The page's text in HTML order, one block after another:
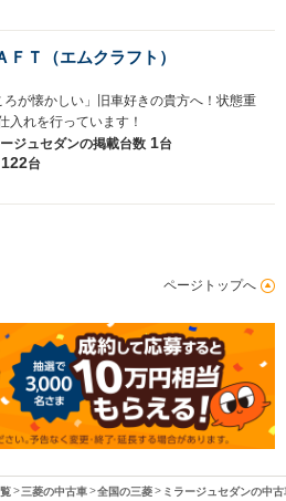
Ｔ（エムクラフト）
ろが懐かしい」旧車好きの貴方へ！状態重
入れを行っています！
ジュセダンの掲載台数 1台
122台
ページトップへ
三菱の中古車 全国の三菱 ミラージュセダンの中古